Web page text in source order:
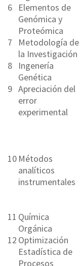
6
Elementos de
Genómica y
Proteómica
7
Metodología de
la Investigación
8
Ingenería
Genética
9 Apreciación del
error
experimental
10 Métodos
analíticos
instrumentales
11 Química
Orgánica
12 Optimización
Estadística de
Procesos